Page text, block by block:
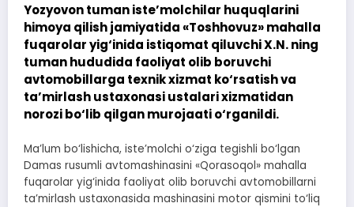
Yozyovon tuman iste’molchilar huquqlarini
himoya qilish jamiyatida «Toshhovuz» mahalla
fuqarolar yig‘inida istiqomat qiluvchi X.N. ning
tuman hududida faoliyat olib boruvchi
avtomobillarga texnik xizmat ko‘rsatish va
ta’mirlash ustaxonasi ustalari xizmatidan
norozi bo‘lib qilgan murojaati o‘rganildi.
Ma’lum bo‘lishicha, iste’molchi o‘ziga tegishli bo‘lgan
Damas rusumli avtomashinasini «Qorasoqol» mahalla
fuqarolar yig‘inida faoliyat olib boruvchi avtomobillarni
ta’mirlash ustaxonasida mashinasini motor qismini to‘liq